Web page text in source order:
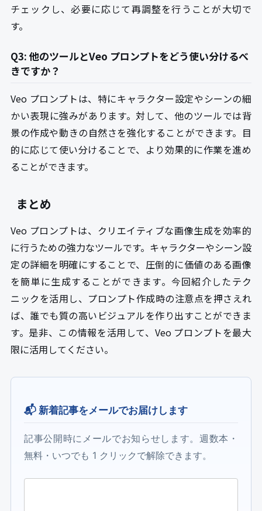
チェックし、必要に応じて再調整を行うことが大切で
す。
Q3: 他のツールとVeo プロンプトをどう使い分けるべ
きですか？
Veo プロンプトは、特にキャラクター設定やシーンの細
かい表現に強みがあります。対して、他のツールでは背
景の作成や動きの自然さを強化することができます。目
的に応じて使い分けることで、より効果的に作業を進め
ることができます。
まとめ
Veo プロンプトは、クリエイティブな画像生成を効率的
に行うための強力なツールです。キャラクターやシーン設
定の詳細を明確にすることで、圧倒的に価値のある画像
を簡単に生成することができます。今回紹介したテク
ニックを活用し、プロンプト作成時の注意点を押さえれ
ば、誰でも質の高いビジュアルを作り出すことができま
す。是非、この情報を活用して、Veo プロンプトを最大
限に活用してください。
📬 新着記事をメールでお届けします
記事公開時にメールでお知らせします。週数本・
無料・いつでも 1 クリックで解除できます。